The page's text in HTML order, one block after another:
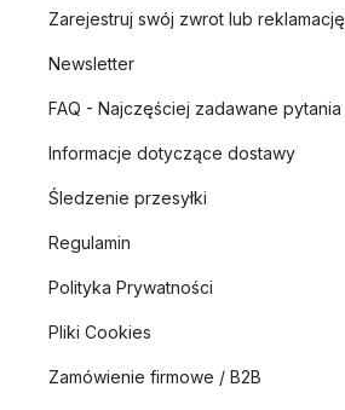
Zarejestruj swój zwrot lub reklamację
Newsletter
FAQ - Najczęściej zadawane pytania
Informacje dotyczące dostawy
Śledzenie przesyłki
Regulamin
Polityka Prywatności
Pliki Cookies
Zamówienie firmowe / B2B